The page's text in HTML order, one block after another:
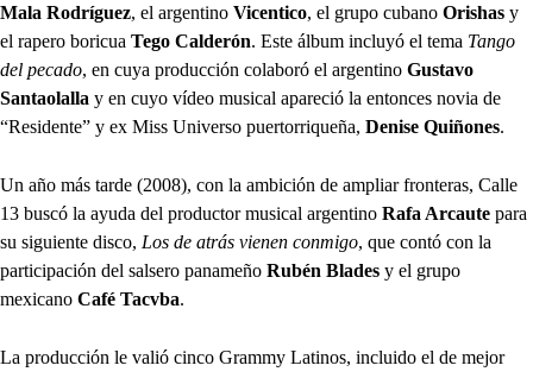
Mala Rodríguez, el argentino Vicentico, el grupo cubano Orishas y
el rapero boricua Tego Calderón. Este álbum incluyó el tema Tango
del pecado, en cuya producción colaboró el argentino Gustavo
Santaolalla y en cuyo vídeo musical apareció la entonces novia de
“Residente” y ex Miss Universo puertorriqueña, Denise Quiñones.
Un año más tarde (2008), con la ambición de ampliar fronteras, Calle
13 buscó la ayuda del productor musical argentino Rafa Arcaute para
su siguiente disco, Los de atrás vienen conmigo, que contó con la
participación del salsero panameño Rubén Blades y el grupo
mexicano Café Tacvba.
La producción le valió cinco Grammy Latinos, incluido el de mejor